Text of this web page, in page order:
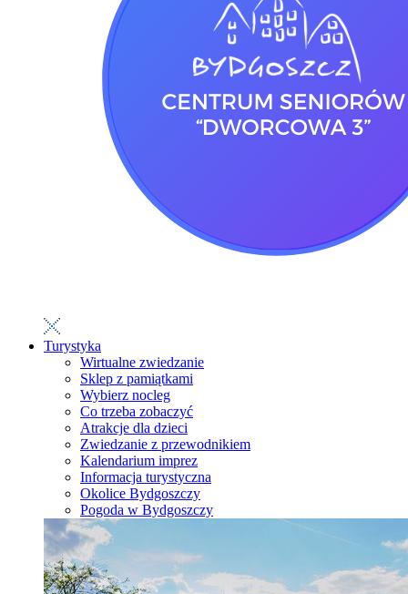
Turystyka
Wirtualne zwiedzanie
Sklep z pamiątkami
Wybierz nocleg
Co trzeba zobaczyć
Atrakcje dla dzieci
Zwiedzanie z przewodnikiem
Kalendarium imprez
Informacja turystyczna
Okolice Bydgoszczy
Pogoda w Bydgoszczy